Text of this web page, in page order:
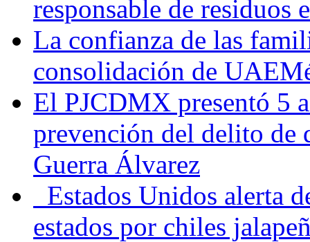
responsable de residuos
La confianza de las
consolidación de
El PJCDMX presentó 5
prevención del delito de
Guerra Álvarez
Estados Unidos alerta
estados por chiles